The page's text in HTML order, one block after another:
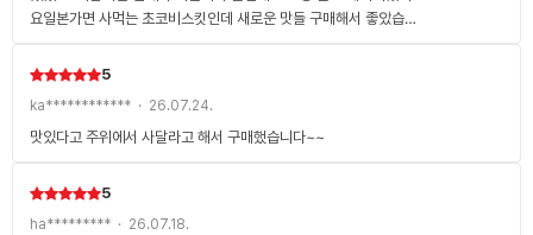
요일본가면 사먹는 초코비스킷인데 새로운 맛들 구매해서 좋았습니
5
ka************ · 26.07.24.
맛있다고 주위에서 사달라고 해서 구매했습니다~~
5
ha********* · 26.07.18.